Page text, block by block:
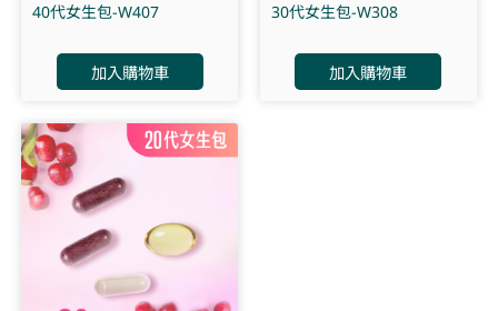
40代女生包-W407
加入購物車
30代女生包-W308
加入購物車